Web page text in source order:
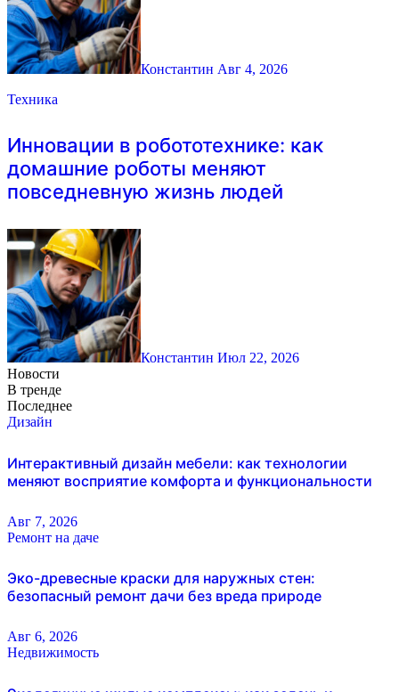
Константин Авг 4, 2026
Техника
Инновации в робототехнике: как
домашние роботы меняют
повседневную жизнь людей
Константин Июл 22, 2026
Новости
В тренде
Последнее
Дизайн
Интерактивный дизайн мебели: как технологии
меняют восприятие комфорта и функциональности
Авг 7, 2026
Ремонт на даче
Эко-древесные краски для наружных стен:
безопасный ремонт дачи без вреда природе
Авг 6, 2026
Недвижимость